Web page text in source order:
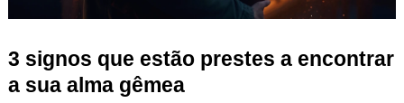
3 signos que estão prestes a encontrar
a sua alma gêmea